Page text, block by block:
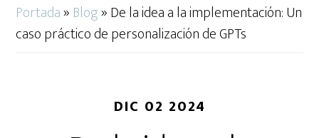
Portada» Blog»De la idea a la implementación: Un
caso práctico de personalización de GPTs
DIC 02 2024